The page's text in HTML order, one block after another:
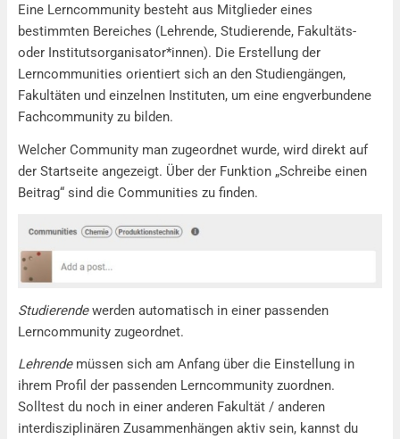
Eine Lerncommunity besteht aus Mitglieder eines
bestimmten Bereiches (Lehrende, Studierende, Fakultäts-
oder Institutsorganisator*innen). Die Erstellung der
Lerncommunities orientiert sich an den Studiengängen,
Fakultäten und einzelnen Instituten, um eine engverbundene
Fachcommunity zu bilden.
Welcher Community man zugeordnet wurde, wird direkt auf
der Startseite angezeigt. Über der Funktion „Schreibe einen
Beitrag“ sind die Communities zu finden.
Studierendewerden automatisch in einer passenden
Lerncommunity zugeordnet.
Lehrendemüssen sich am Anfang über die Einstellung in
ihrem Profil der passenden Lerncommunity zuordnen.
Solltest du noch in einer anderen Fakultät / anderen
interdisziplinären Zusammenhängen aktiv sein, kannst du